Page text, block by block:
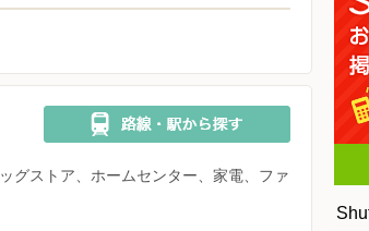
グストア、ホームセンター、家電、ファ